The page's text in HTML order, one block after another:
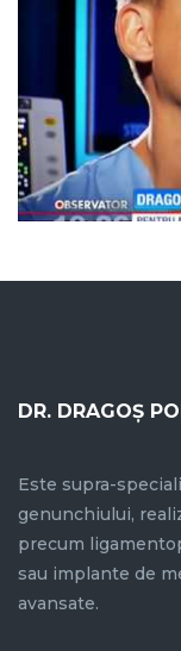
DR. DRAGOȘ
Este supra-
genunchiului,
precum
sau implante de
avansate.